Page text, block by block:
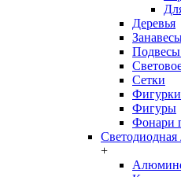
Деревья
Подвесы
Сетки
Фигурки
Фигуры
Фонари
Светодиодная
+